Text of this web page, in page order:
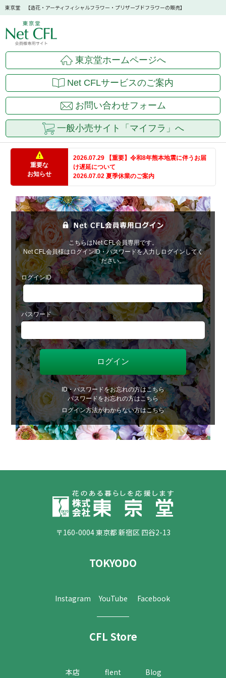
東京堂 【造花・アーティフィシャルフラワー・プリザーブドフラワーの販売】
東京堂ホームページへ
Net CFLサービスのご案内
お問い合わせフォーム
一般小売サイト「マイフラ」へ
重要な
お知らせ
2026.07.29 【重要】令和8年熊本地震に伴うお届
け遅延について
2026.07.02 夏季休業のご案内
こちらはNet CFL会員専用です。
Net CFL会員様はログインID・パスワードを入力しログインしてく
ださい。
ログインID
パスワード
ID・パスワードをお忘れの方はこちら
パスワードをお忘れの方はこちら
ログイン方法がわからない方はこちら
〒160-0004 東京都 新宿区 四谷2-13
TOKYODO
Instagram YouTube Facebook
CFL Store
本店 flent Blog